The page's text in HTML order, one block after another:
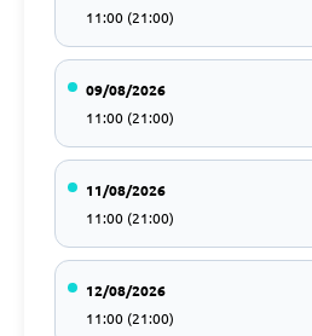
11:00 (21:00)
09/08/2026
11:00 (21:00)
11/08/2026
11:00 (21:00)
12/08/2026
11:00 (21:00)